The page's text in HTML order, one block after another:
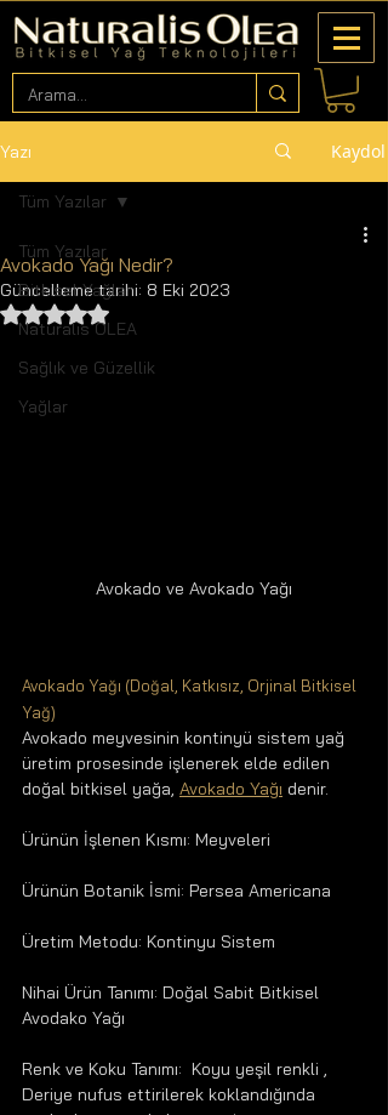
Yazı Kaydol
Tüm Yazılar
Bitkisel Yağlar
Naturalis OLEA
Sağlık ve Güzellik
Yağlar
Tüm Yazılar
Avokado Yağı Nedir?
Güncelleme tarihi: 8 Eki 2023
5 üzerinden NaN yıldız
Avokado ve Avokado Yağı
Avokado Yağı (Doğal, Katkısız, Orjinal Bitkisel
Yağ)
Avokado meyvesinin kontinyü sistem yağ
üretim prosesinde işlenerek elde edilen
doğal bitkisel yağa, Avokado Yağı denir.
Ürünün İşlenen Kısmı: Meyveleri
Ürünün Botanik İsmi: Persea Americana
Üretim Metodu: Kontinyu Sistem
Nihai Ürün Tanımı: Doğal Sabit Bitkisel
Avodako Yağı
Renk ve Koku Tanımı:  Koyu yeşil renkli ,
Deriye nufus ettirilerek koklandığında